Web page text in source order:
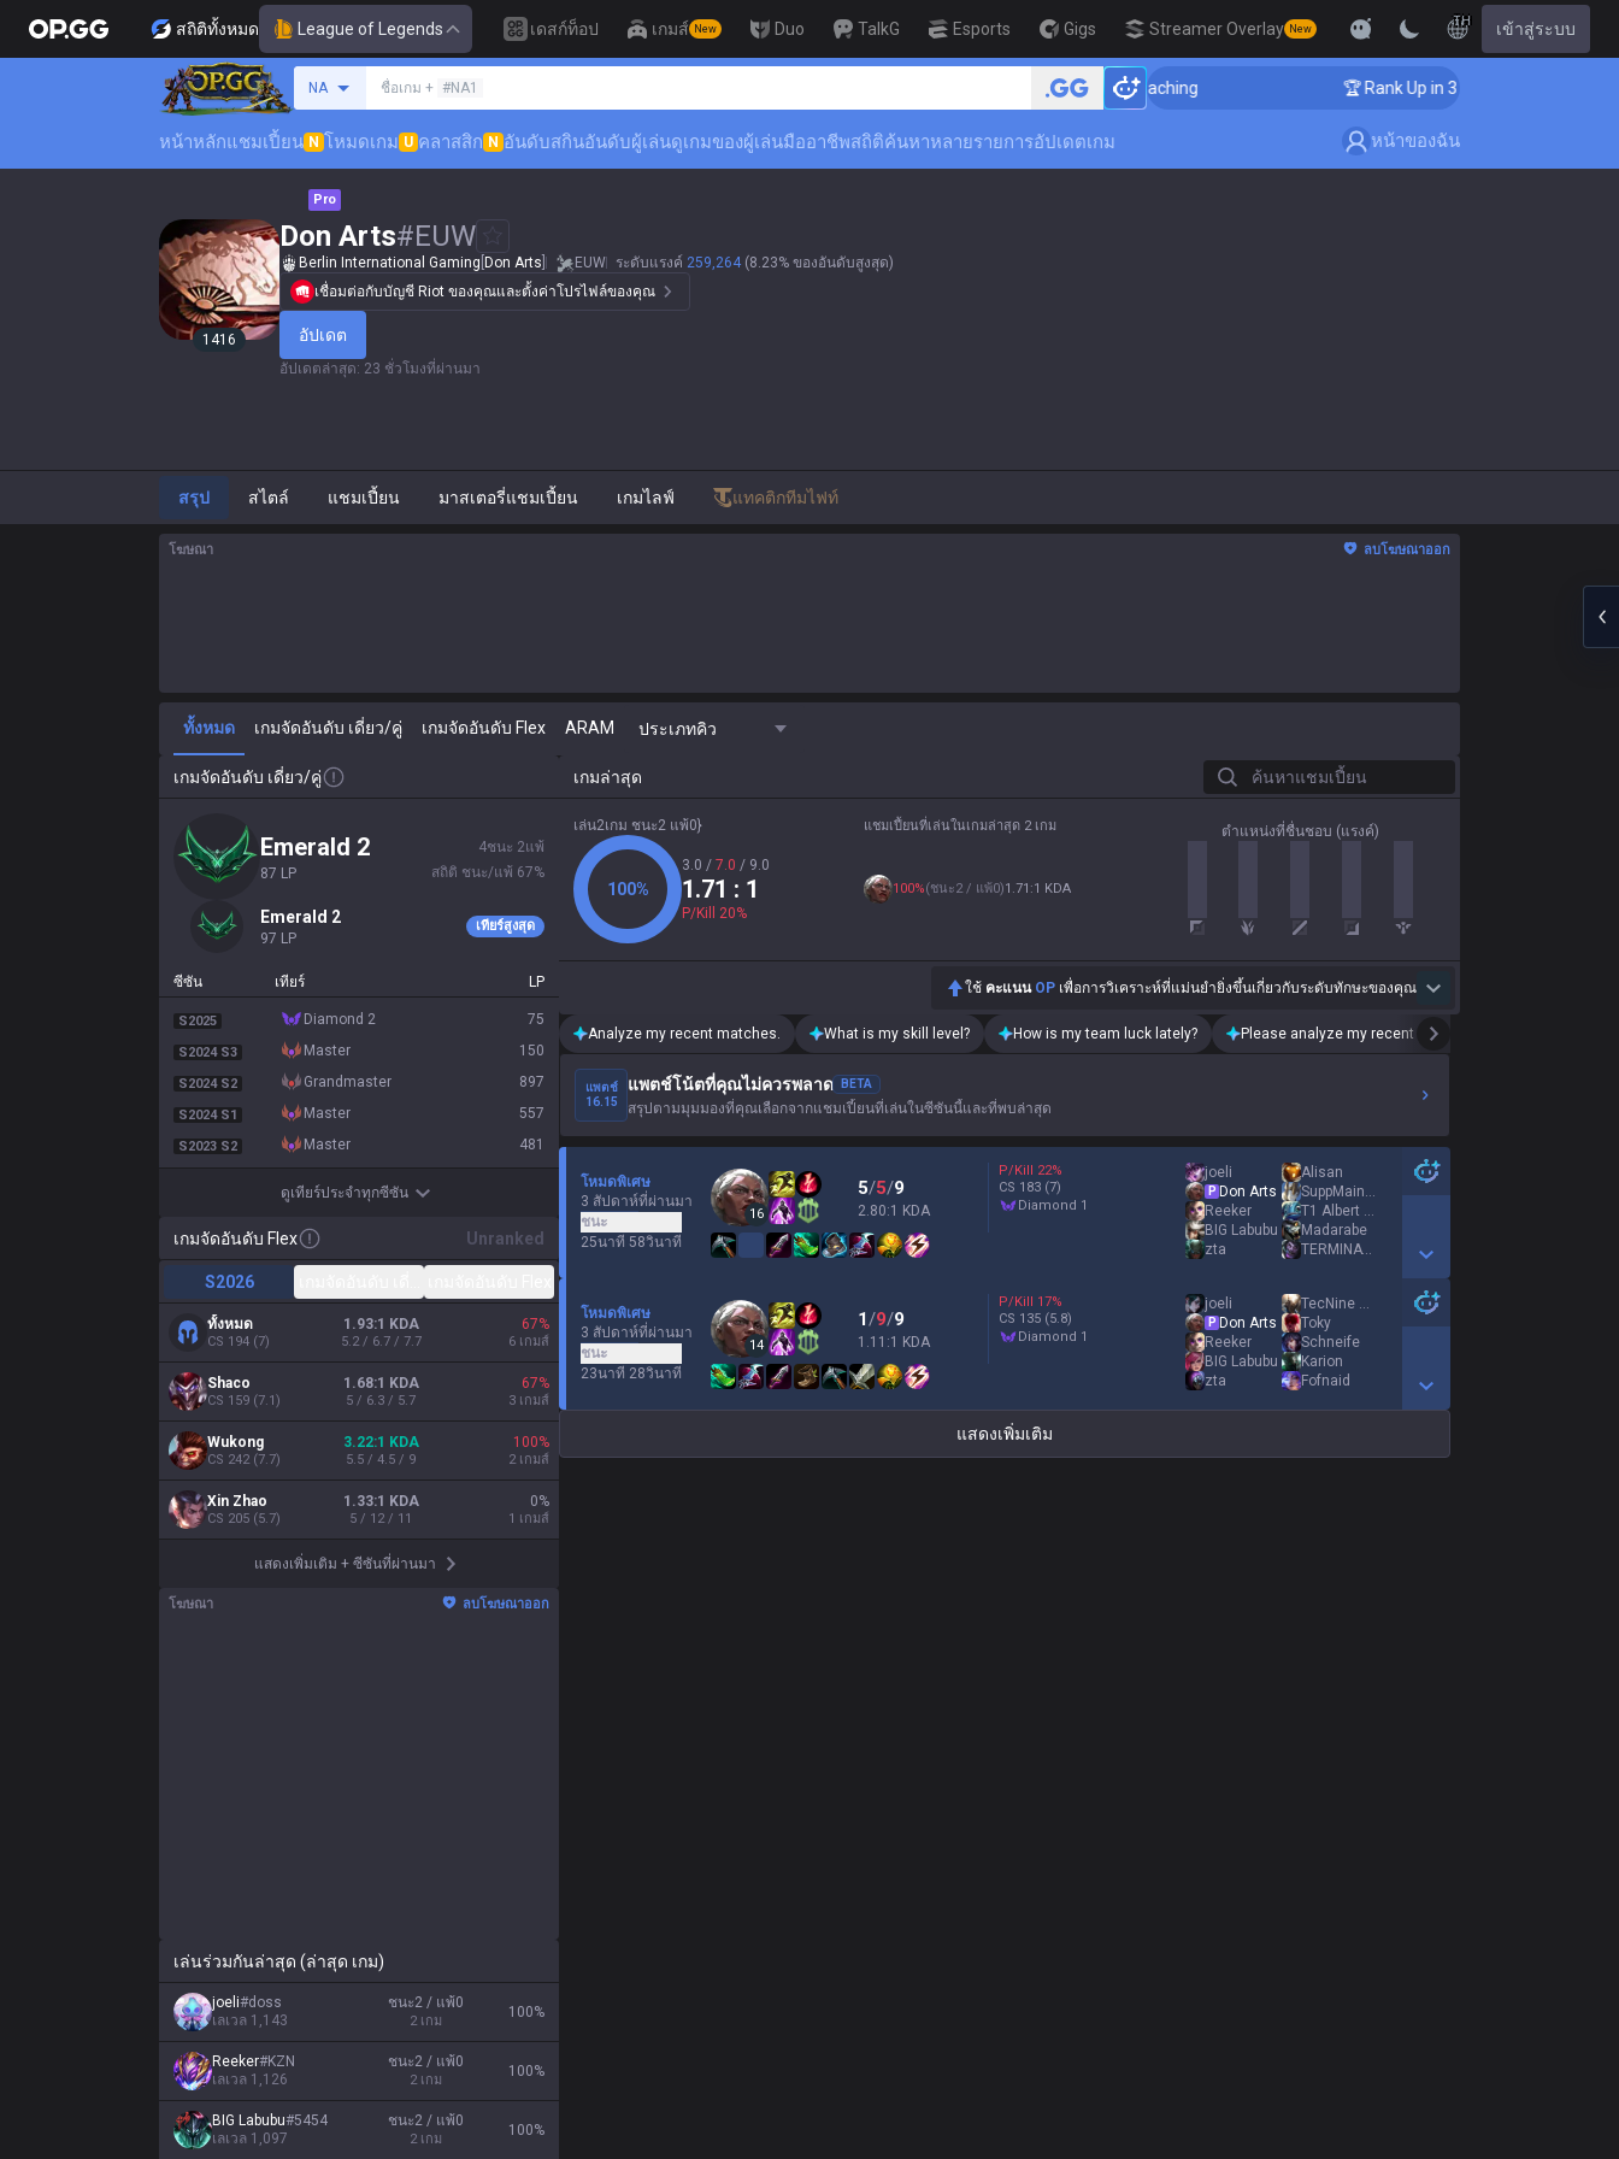
สถิติทั้งหมด League of Legends เดสก์ท็อป เกมส์ New Duo TalkG Esports Gigs Streamer Overlay New
TH เข้าสู่ระบบ
NA
ค้นหาซัมมอนเนอร์
ชื่อเกม + #NA1 🏆 Rank Up in 3 Days! Challenger Coaching 🏆 Rank Up in 3 Days! Challenger
หน้าหลักแชมเปี้ยน N โหมดเกม U คลาสสิก N อันดับสกินอันดับผู้เล่นดูเกมของผู้เล่นมืออาชีพสถิติค้นหาหลายรายการอัปเดตเกม หน้าของฉัน
Pro
1416
Don Arts#EUW
Berlin International Gaming Don Arts EUW ระดับแรงค์ 259,264 (8.23% ของอันดับสูงสุด)
เชื่อมต่อกับบัญชี Riot ของคุณและตั้งค่าโปรไฟล์ของคุณ
อัปเดต
อัปเดตล่าสุด: 23 ชั่วโมงที่ผ่านมา
สรุป สไตล์ แชมเปี้ยน มาสเตอรี่แชมเปี้ยน เกมไลฟ์ แทคติกทีมไฟท์
โฆษณา ลบโฆษณาออก
ทั้งหมด เกมจัดอันดับ เดี่ยว/คู่ เกมจัดอันดับ Flex ARAM ประเภทคิว
เกมจัดอันดับ เดี่ยว/คู่
emerald 2
87 LP
4ชนะ 2แพ้
สถิติ ชนะ/แพ้ 67%
emerald 2
97 LP
เทียร์สูงสุด
ซีซัน เทียร์ LP
S2025 diamond 2 75
S2024 S3 master 150
S2024 S2 grandmaster 897
S2024 S1 master 557
S2023 S2 master 481
ดูเทียร์ประจำทุกซีซัน
เกมจัดอันดับ Flex Unranked
S2026
ทั้งหมด
CS 194 (7)
1.93:1 KDA
5.2 / 6.7 / 7.7
67%
6 เกมส์
Shaco
CS 159 (7.1)
1.68:1 KDA
5 / 6.3 / 5.7
67%
3 เกมส์
Wukong
CS 242(7.7)
3.22:1 KDA
5.5 / 4.5 / 9
100%
2 เกมส์
Xin Zhao
CS 205 (5.7)
1.33:1 KDA
5 / 12 / 11
0%
1 เกมส์
แสดงเพิ่มเติม + ซีซันที่ผ่านมา
โฆษณา ลบโฆษณาออก
เล่นร่วมกันล่าสุด (ล่าสุด เกม)
joeli#doss
เลเวล 1,143
ชนะ2 / แพ้0
2 เกม
100%
Reeker#KZN
เลเวล 1,126
ชนะ2 / แพ้0
2 เกม
100%
BIG Labubu#5454
เลเวล 1,097
ชนะ2 / แพ้0
2 เกม
100%
เกมล่าสุด ค้นหาแชมเปี้ยน
เล่น2เกม ชนะ2 แพ้0}
100%
3.0 / 7.0 / 9.0
1.71 : 1
P/Kill 20%
แชมเปี้ยนที่เล่นในเกมล่าสุด 2 เกม
100%(ชนะ2 / แพ้0)1.71:1 KDA
ตำแหน่งที่ชื่นชอบ (แรงค์)
ใช้ คะแนน OP เพื่อการวิเคราะห์ที่แม่นยำยิ่งขึ้นเกี่ยวกับระดับทักษะของคุณ
Analyze my recent matches. What is my skill level? How is my team luck lately? Please analyze my recent playstyle.
แพตช์
16.15
แพตช์โน้ตที่คุณไม่ควรพลาด BETA
สรุปตามมุมมองที่คุณเลือกจากแชมเปี้ยนที่เล่นในซีซันนี้และที่พบล่าสุด
โหมดพิเศษ
3 สัปดาห์ที่ผ่านมา
ชนะ
25นาที 58วินาที
16
5/5/9
2.80:1 KDA
P/Kill 22%
CS 183 (7)
diamond 1
joeli
P Don Arts
Reeker
BIG Labubu
zta
Alisan
SuppMainGoodBoy
T1 Albert Wesker
Madarabe
TERMINATOR 30000
Show More Detail Games
โหมดพิเศษ
3 สัปดาห์ที่ผ่านมา
ชนะ
23นาที 28วินาที
14
1/9/9
1.11:1 KDA
P/Kill 17%
CS 135 (5.8)
diamond 1
joeli
P Don Arts
Reeker
BIG Labubu
zta
TecNine B Rush
Toky
Schneife
Karion
Fofnaid
Show More Detail Games
แสดงเพิ่มเติม